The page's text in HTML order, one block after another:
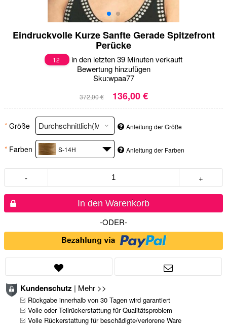
Eindruckvolle Kurze Sanfte Gerade Spitzefront
Perücke
12
in den letzten 39 Minuten verkauft
Bewertung hinzufügen
Sku:wpaa77
372,00 € 136,00 €
* Größe Anleitung der Größe
* Farben S-14H Anleitung der Farben
- +
In den Warenkorb
-ODER-
Kundenschutz | Mehr >>
Rückgabe innerhalb von 30 Tagen wird garantiert
Volle oder Teilrückerstattung für Qualitätsproblem
Volle Rückerstattung für beschädigte/verlorene Ware